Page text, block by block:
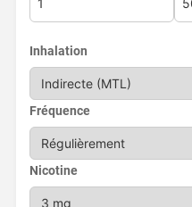
Inhalation
Fréquence
Nicotine